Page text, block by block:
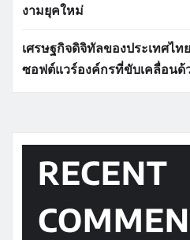
งามยุคใหม่
เศรษฐกิจดิจิทัลของประเทศไท
ซอฟต์แวร์องค์กรที่ขับเคลื่อนด้
RECENT